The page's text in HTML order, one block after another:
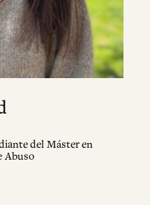
del Máster en
Abuso